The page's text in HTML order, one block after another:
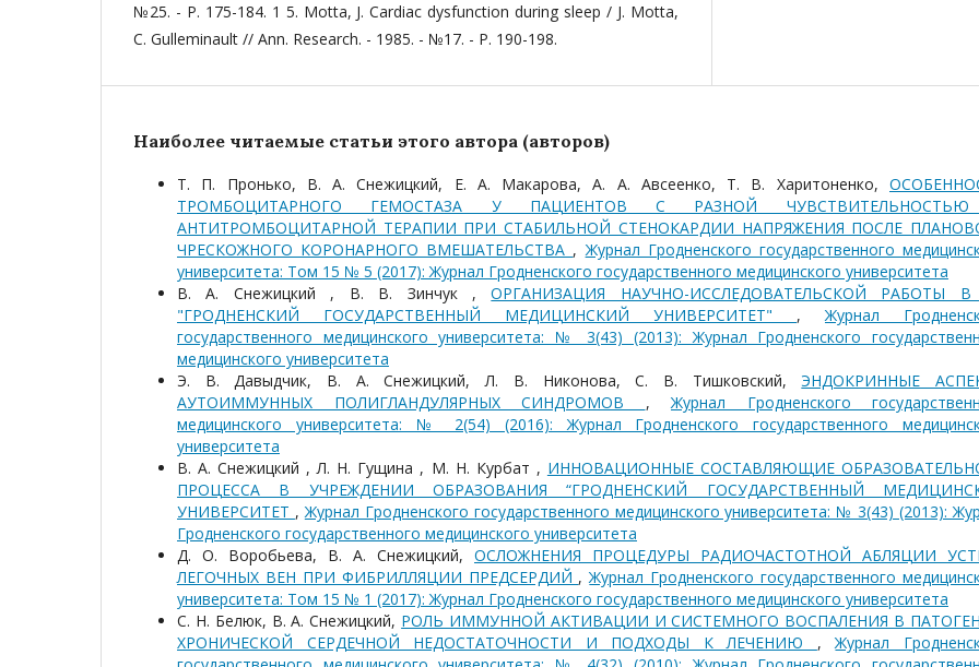
№25. - P. 175-184. 1 5. Motta, J. Cardiac dysfunction during sleep / J. Motta,
C. Gulleminault // Ann. Research. - 1985. - №17. - P. 190-198.
Наиболее читаемые статьи этого автора (авторов)
Т. П. Пронько, В. А. Снежицкий, Е. А. Макарова, А. А. Авсеенко, Т. В. Харитоненко,
ТРОМБОЦИТАРНОГО ГЕМОСТАЗА У ПАЦИЕНТОВ С РАЗНОЙ
АНТИТРОМБОЦИТАРНОЙ ТЕРАПИИ ПРИ СТАБИЛЬНОЙ СТЕНОКАРДИИ НАПРЯЖЕНИЯ ПОСЛЕ
ЧРЕСКОЖНОГО КОРОНАРНОГО ВМЕШАТЕЛЬСТВА ,Журнал Гродненского государственного
университета: Том 15 № 5 (2017): Журнал Гродненского государственного медицинского университета
В. А. Снежицкий , В. В. Зинчук ,ОРГАНИЗАЦИЯ НАУЧНО-ИССЛЕДОВАТЕЛЬСКОЙ РАБОТЫ
"ГРОДНЕНСКИЙ ГОСУДАРСТВЕННЫЙ МЕДИЦИНСКИЙ УНИВЕРСИТЕТ" ,Журнал
государственного медицинского университета: № 3(43) (2013): Журнал Гродненского
медицинского университета
Э. В. Давыдчик, В. А. Снежицкий, Л. В. Никонова, С. В. Тишковский,ЭНДОКРИННЫЕ
АУТОИММУННЫХ ПОЛИГЛАНДУЛЯРНЫХ СИНДРОМОВ ,Журнал Гродненского
медицинского университета: № 2(54) (2016): Журнал Гродненского государственного
университета
В. А. Снежицкий , Л. Н. Гущина , М. Н. Курбат , ИННОВАЦИОННЫЕ СОСТАВЛЯЮЩИЕ
ПРОЦЕССА В УЧРЕЖДЕНИИ ОБРАЗОВАНИЯ “ГРОДНЕНСКИЙ ГОСУДАРСТВЕННЫЙ
УНИВЕРСИТЕТ ,Журнал Гродненского государственного медицинского университета: № 3(43) (2013):
Гродненского государственного медицинского университета
Д. О. Воробьева, В. А. Снежицкий, ОСЛОЖНЕНИЯ ПРОЦЕДУРЫ РАДИОЧАСТОТНОЙ АБЛЯЦИИ
ЛЕГОЧНЫХ ВЕН ПРИ ФИБРИЛЛЯЦИИ ПРЕДСЕРДИЙ ,Журнал Гродненского государственного
университета: Том 15 № 1 (2017): Журнал Гродненского государственного медицинского университета
С. Н. Белюк, В. А. Снежицкий, РОЛЬ ИММУННОЙ АКТИВАЦИИ И СИСТЕМНОГО ВОСПАЛЕНИЯ В
ХРОНИЧЕСКОЙ СЕРДЕЧНОЙ НЕДОСТАТОЧНОСТИ И ПОДХОДЫ К ЛЕЧЕНИЮ ,Журнал